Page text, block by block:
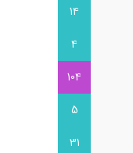
14
4
104
5
31